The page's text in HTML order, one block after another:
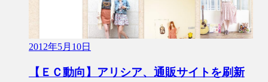
2012年5月10日
【ＥＣ動向】アリシア、通販サイトを刷新